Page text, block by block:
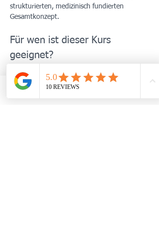
strukturierten, medizinisch fundierten
Gesamtkonzept.
Für wen ist dieser Kurs
geeignet?
Erschöpfung oder innerer Unruhe
Patient:innen mit stressassoziierten
Beschwerden (z. B. Schlafprobleme,